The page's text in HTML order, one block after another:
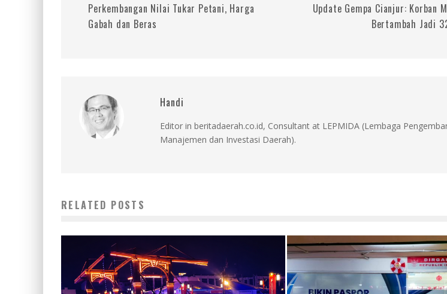
Perkembangan Nilai Tukar Petani, Harga
Gabah dan Beras
Update Gempa Cianjur: Korban
Bertambah Jadi
Handi
Editor in beritadaerah.co.id, Consultant at LEPMIDA (Lembaga
Manajemen dan Investasi Daerah).
RELATED POSTS